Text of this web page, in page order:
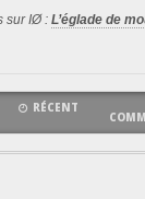
sur IØ : L’églade de
RÉCENT